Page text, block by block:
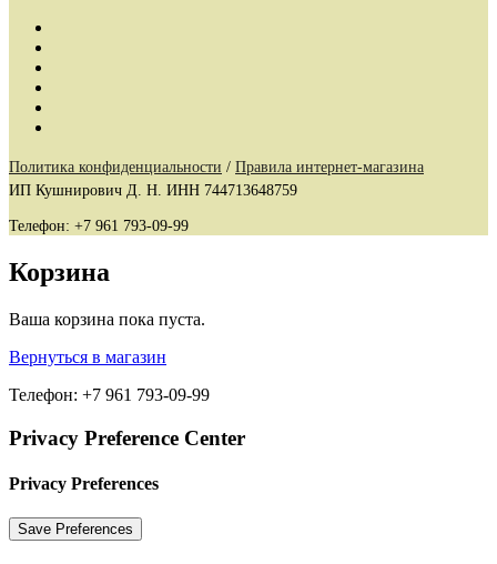
Политика конфиденциальности / Правила интернет-магазина
ИП Кушнирович Д. Н. ИНН 744713648759
Телефон: +7 961 793-09-99
Корзина
Ваша корзина пока пуста.
Вернуться в магазин
Телефон: +7 961 793-09-99
Privacy Preference Center
Privacy Preferences